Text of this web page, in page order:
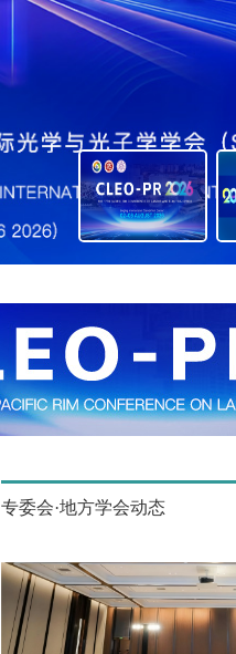
专委会·地方学会动态